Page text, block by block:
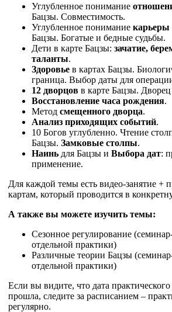
Углубленное понимание
Бацзы. Совместимость.
Углубленное понимание карьеры
Бацзы. Богатые и бедные судьбы.
Дети в карте Бацзы: зачатие,
таланты.
Здоровье в картах Бацзы.
граница. Выбор даты для
12 дворцов в карте Бацзы.
Восстановление часа рождения.
Метод смещенного дворца.
Анализ приходящих событий.
10 Богов углубленно. Чтение
Бацзы. Замковые столпы.
Наинь для Бацзы и Выбора дат:
применение.
Для каждой темы есть видео-занятие +
картам, который проводится в
А также вы можете изучить темы:
Сезонное регулирование
отдельной практики)
Различные теории Бацзы
отдельной практики)
Если вы видите, что дата
прошла, следите за расписанием –
регулярно.